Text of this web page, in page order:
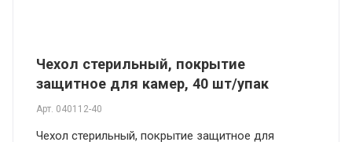
Чехол стерильный, покрытие
защитное для камер, 40 шт/упак
Арт. 040112-40
Чехол стерильный, покрытие защитное для